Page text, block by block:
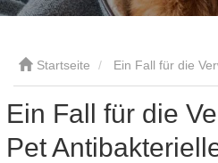
Startseite
Antibakteriellem Shampoo
Ein Fall für die
Pet